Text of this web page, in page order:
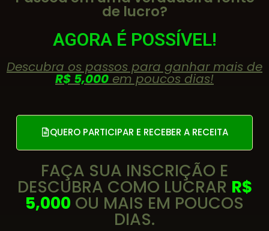
de lucro?
AGORA É POSSÍVEL!
Descubra os passos para ganhar mais de
R$ 5,000 em poucos dias!
QUERO PARTICIPAR E RECEBER A RECEITA
FAÇA SUA INSCRIÇÃO E
DESCUBRA COMO LUCRAR R$
5,000 OU MAIS EM POUCOS
DIAS.